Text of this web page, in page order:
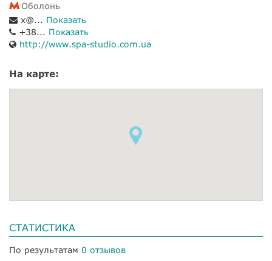
Оболонь
x@... Показать
+38... Показать
http://www.spa-studio.com.ua
На карте:
СТАТИСТИКА
По результатам 0 отзывов